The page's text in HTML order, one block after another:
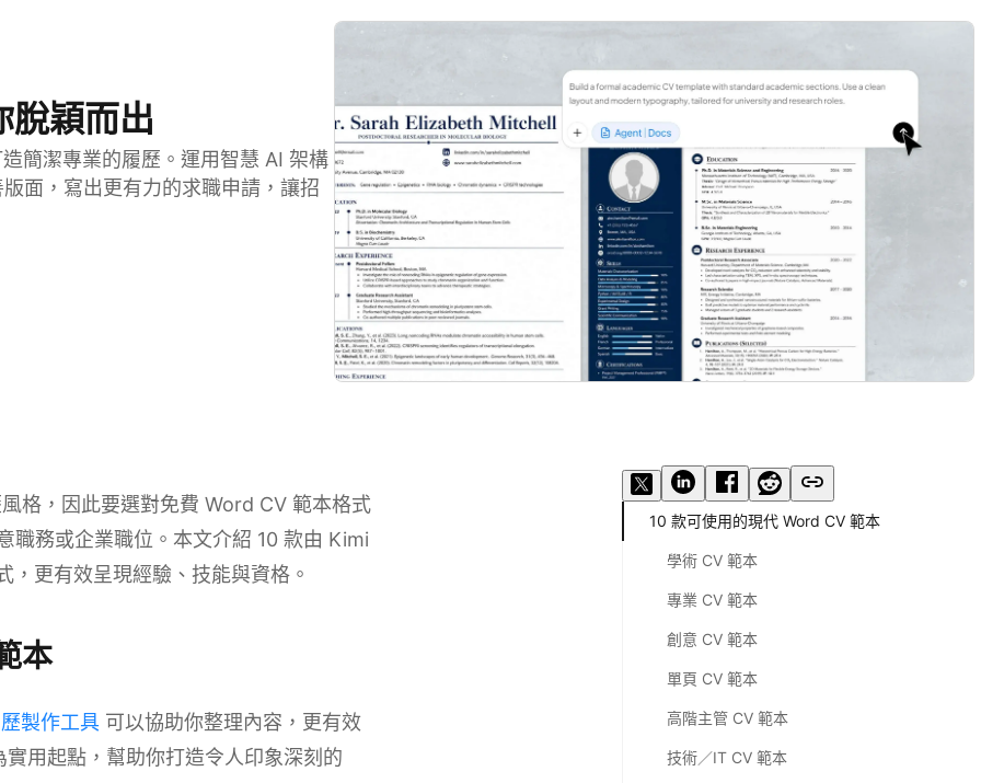
脫穎而出
簡潔專業的履歷。運用智慧 AI 架構
面，寫出更有力的求職申請，讓招
格，因此要選對免費 Word CV 範本格式
職務或企業職位。本文介紹 10 款由 Kimi
更有效呈現經驗、技能與資格。
本
製作工具 可以協助你整理內容，更有效
用起點，幫助你打造令人印象深刻的
10 款可使用的現代 Word CV 範本
學術 CV 範本
專業 CV 範本
創意 CV 範本
單頁 CV 範本
高階主管 CV 範本
技術／IT CV 範本